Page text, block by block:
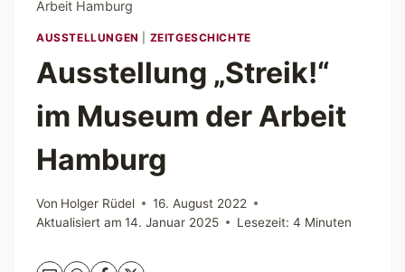
Arbeit Hamburg
AUSSTELLUNGEN ZEITGESCHICHTE
Ausstellung „Streik!“
im Museum der Arbeit
Hamburg
Von Holger Rüdel
16. August 2022
Aktualisiert am 14. Januar 2025 Lesezeit: 4 Minuten